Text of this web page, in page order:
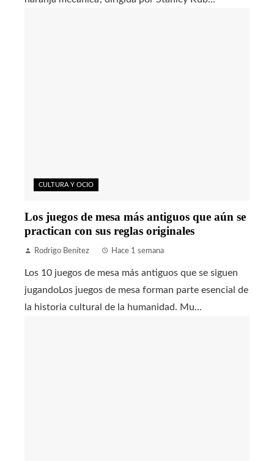
CULTURA Y OCIO
Los juegos de mesa más antiguos que aún se
practican con sus reglas originales
Rodrigo Benítez Hace 1 semana
Los 10 juegos de mesa más antiguos que se siguen
jugandoLos juegos de mesa forman parte esencial de
la historia cultural de la humanidad. Mu...